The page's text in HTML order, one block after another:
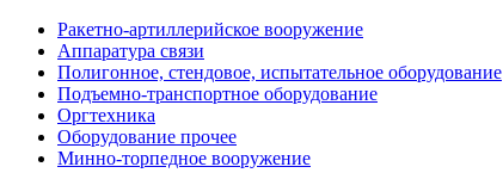
Ракетно-артиллерийское вооружение
Аппаратура связи
Полигонное, стендовое, испытательное оборудование
Подъемно-транспортное оборудование
Оргтехника
Оборудование прочее
Минно-торпедное вооружение